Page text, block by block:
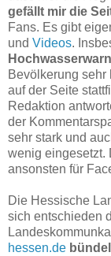
gefällt mir die
Fans. Es gibt
und Videos.
Bevölkerung sehr
auf der Seite
Redaktion
der
sehr stark und
wenig eingesetzt.
ansonsten für
Die Hessische
sich entschieden
hessen.de